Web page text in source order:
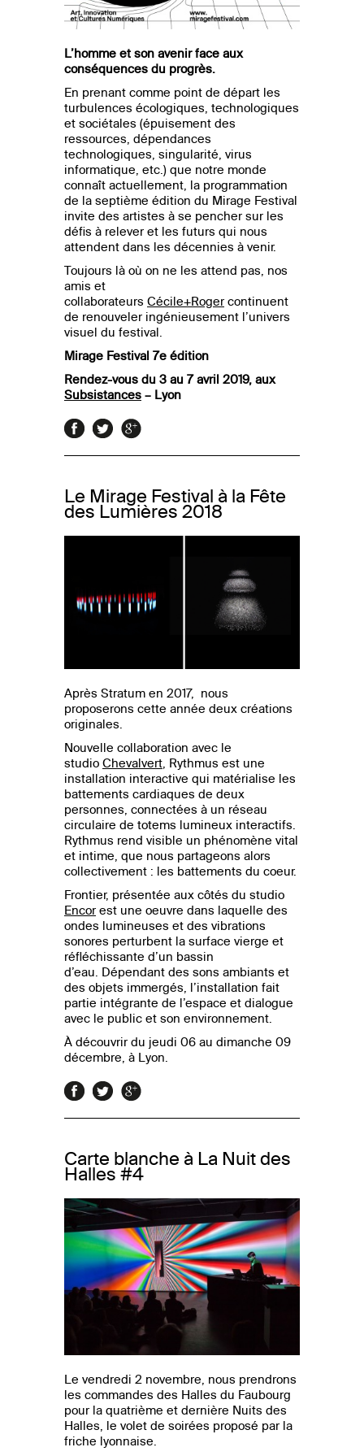
L’homme et son avenir face aux
conséquences du progrès.
En prenant comme point de départ les
turbulences écologiques, technologiques
et sociétales (épuisement des
ressources, dépendances
technologiques, singularité, virus
informatique, etc.) que notre monde
connaît actuellement, la programmation
de la septième édition du Mirage Festival
invite des artistes à se pencher sur les
défis à relever et les futurs qui nous
attendent dans les décennies à venir.
Toujours là où on ne les attend pas, nos
amis et
collaborateurs Cécile+Roger continuent
de renouveler ingénieusement l’univers
visuel du festival.
Mirage Festival 7e édition
Rendez-vous du 3 au 7 avril 2019, aux
Subsistances – Lyon
Le Mirage Festival à la Fête
des Lumières 2018
Après Stratum en 2017, nous
proposerons cette année deux créations
originales.
Nouvelle collaboration avec le
studio Chevalvert , Rythmus est une
installation interactive qui matérialise les
battements cardiaques de deux
personnes, connectées à un réseau
circulaire de totems lumineux interactifs.
Rythmus rend visible un phénomène vital
et intime, que nous partageons alors
collectivement : les battements du coeur.
Frontier, présentée aux côtés du studio
Encor est une oeuvre dans laquelle des
ondes lumineuses et des vibrations
sonores perturbent la surface vierge et
réfléchissante d’un bassin
d’eau. Dépendant des sons ambiants et
des objets immergés, l’installation fait
partie intégrante de l’espace et dialogue
avec le public et son environnement.
À découvrir du jeudi 06 au dimanche 09
décembre, à Lyon.
Carte blanche à La Nuit des
Halles #4
Le vendredi 2 novembre, nous prendrons
les commandes des Halles du Faubourg
pour la quatrième et dernière Nuits des
Halles, le volet de soirées proposé par la
friche lyonnaise.